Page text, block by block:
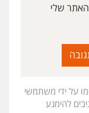
שלי
על ידי משתמשי
להימנע